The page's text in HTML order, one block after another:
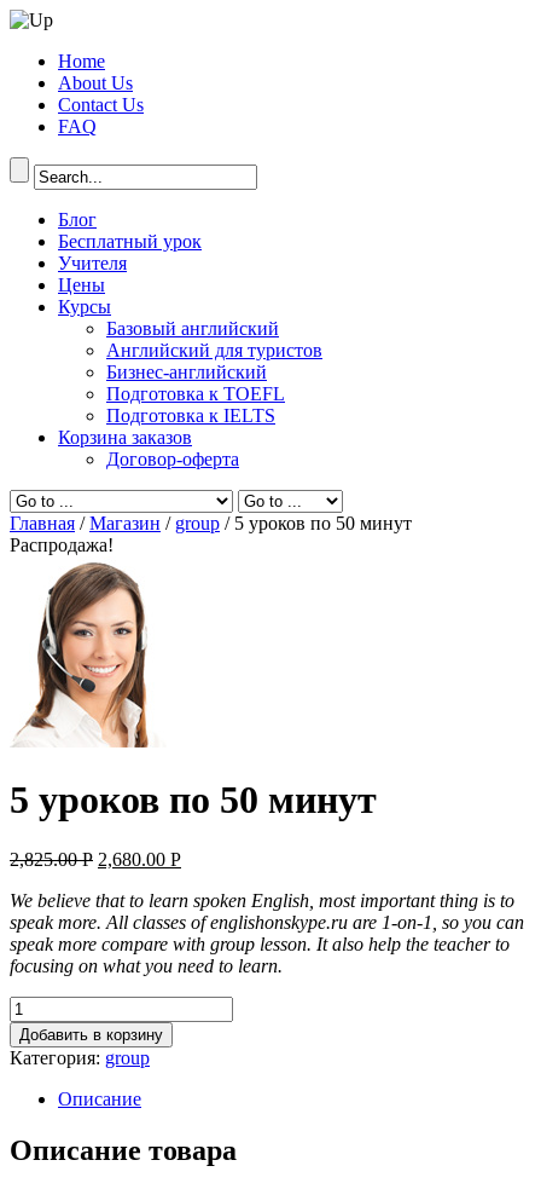
Home
About Us
Contact Us
FAQ
Блог
Бесплатный урок
Учителя
Цены
Курсы
Базовый английский
Английский для туристов
Бизнес-английский
Подготовка к TOEFL
Подготовка к IELTS
Корзина заказов
Договор-оферта
Главная /Магазин / group / 5 уроков по 50 минут
Распродажа!
5 уроков по 50 минут
2,825.00Р 2,680.00 Р
We believe that to learn spoken English, most important thing is to
speak more. All classes of englishonskype.ru are 1-on-1, so you can
speak more compare with group lesson. It also help the teacher to
focusing on what you need to learn.
Добавить в корзину
Категория: group
Описание
Описание товара